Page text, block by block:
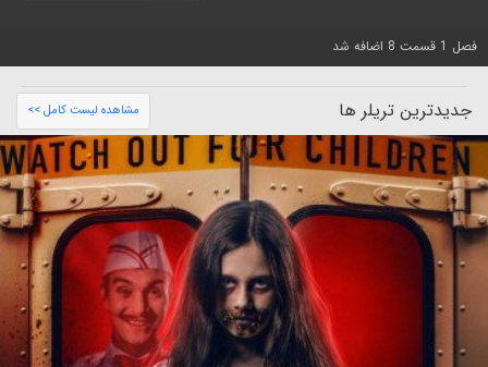
فصل 1 قسمت 8 اضافه شد
جدیدترین تریلر ها مشاهده لیست کامل >>